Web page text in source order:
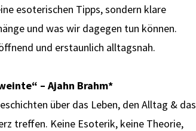
esoterischen Tipps, sondern klare
und was wir dagegen tun können.
und erstaunlich alltagsnah.
– Ajahn Brahm*
über das Leben, den Alltag & das
treffen. Keine Esoterik, keine Theorie,